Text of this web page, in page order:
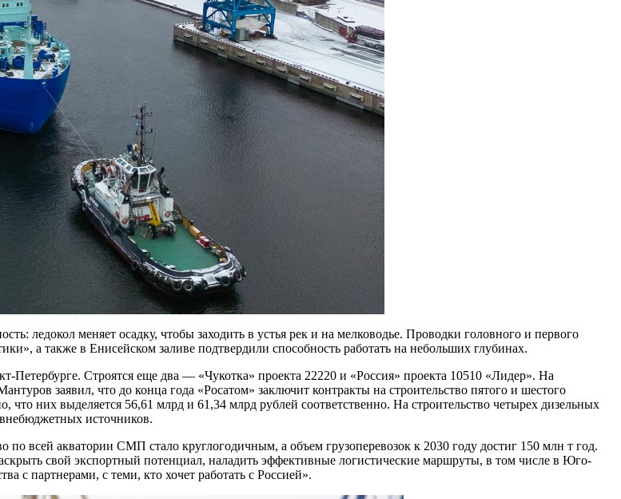
ледокол меняет осадку, чтобы заходить в устья рек и на мелководье. Проводки головного и первого
а также в Енисейском заливе подтвердили способность работать на небольших глубинах.
Строятся еще два — «Чукотка» проекта 22220 и «Россия» проекта 10510 «Лидер». На
заявил, что до конца года «Росатом» заключит контракты на строительство пятого и шестого
них выделяется 56,61 млрд и 61,34 млрд рублей соответственно. На строительство четырех дизельных
источников.
всей акватории СМП стало круглогодичным, а объем грузоперевозок к 2030 году достиг 150 млн т год.
свой экспортный потенциал, наладить эффективные логистические маршруты, в том числе в Юго-
партнерами, с теми, кто хочет работать с Россией».